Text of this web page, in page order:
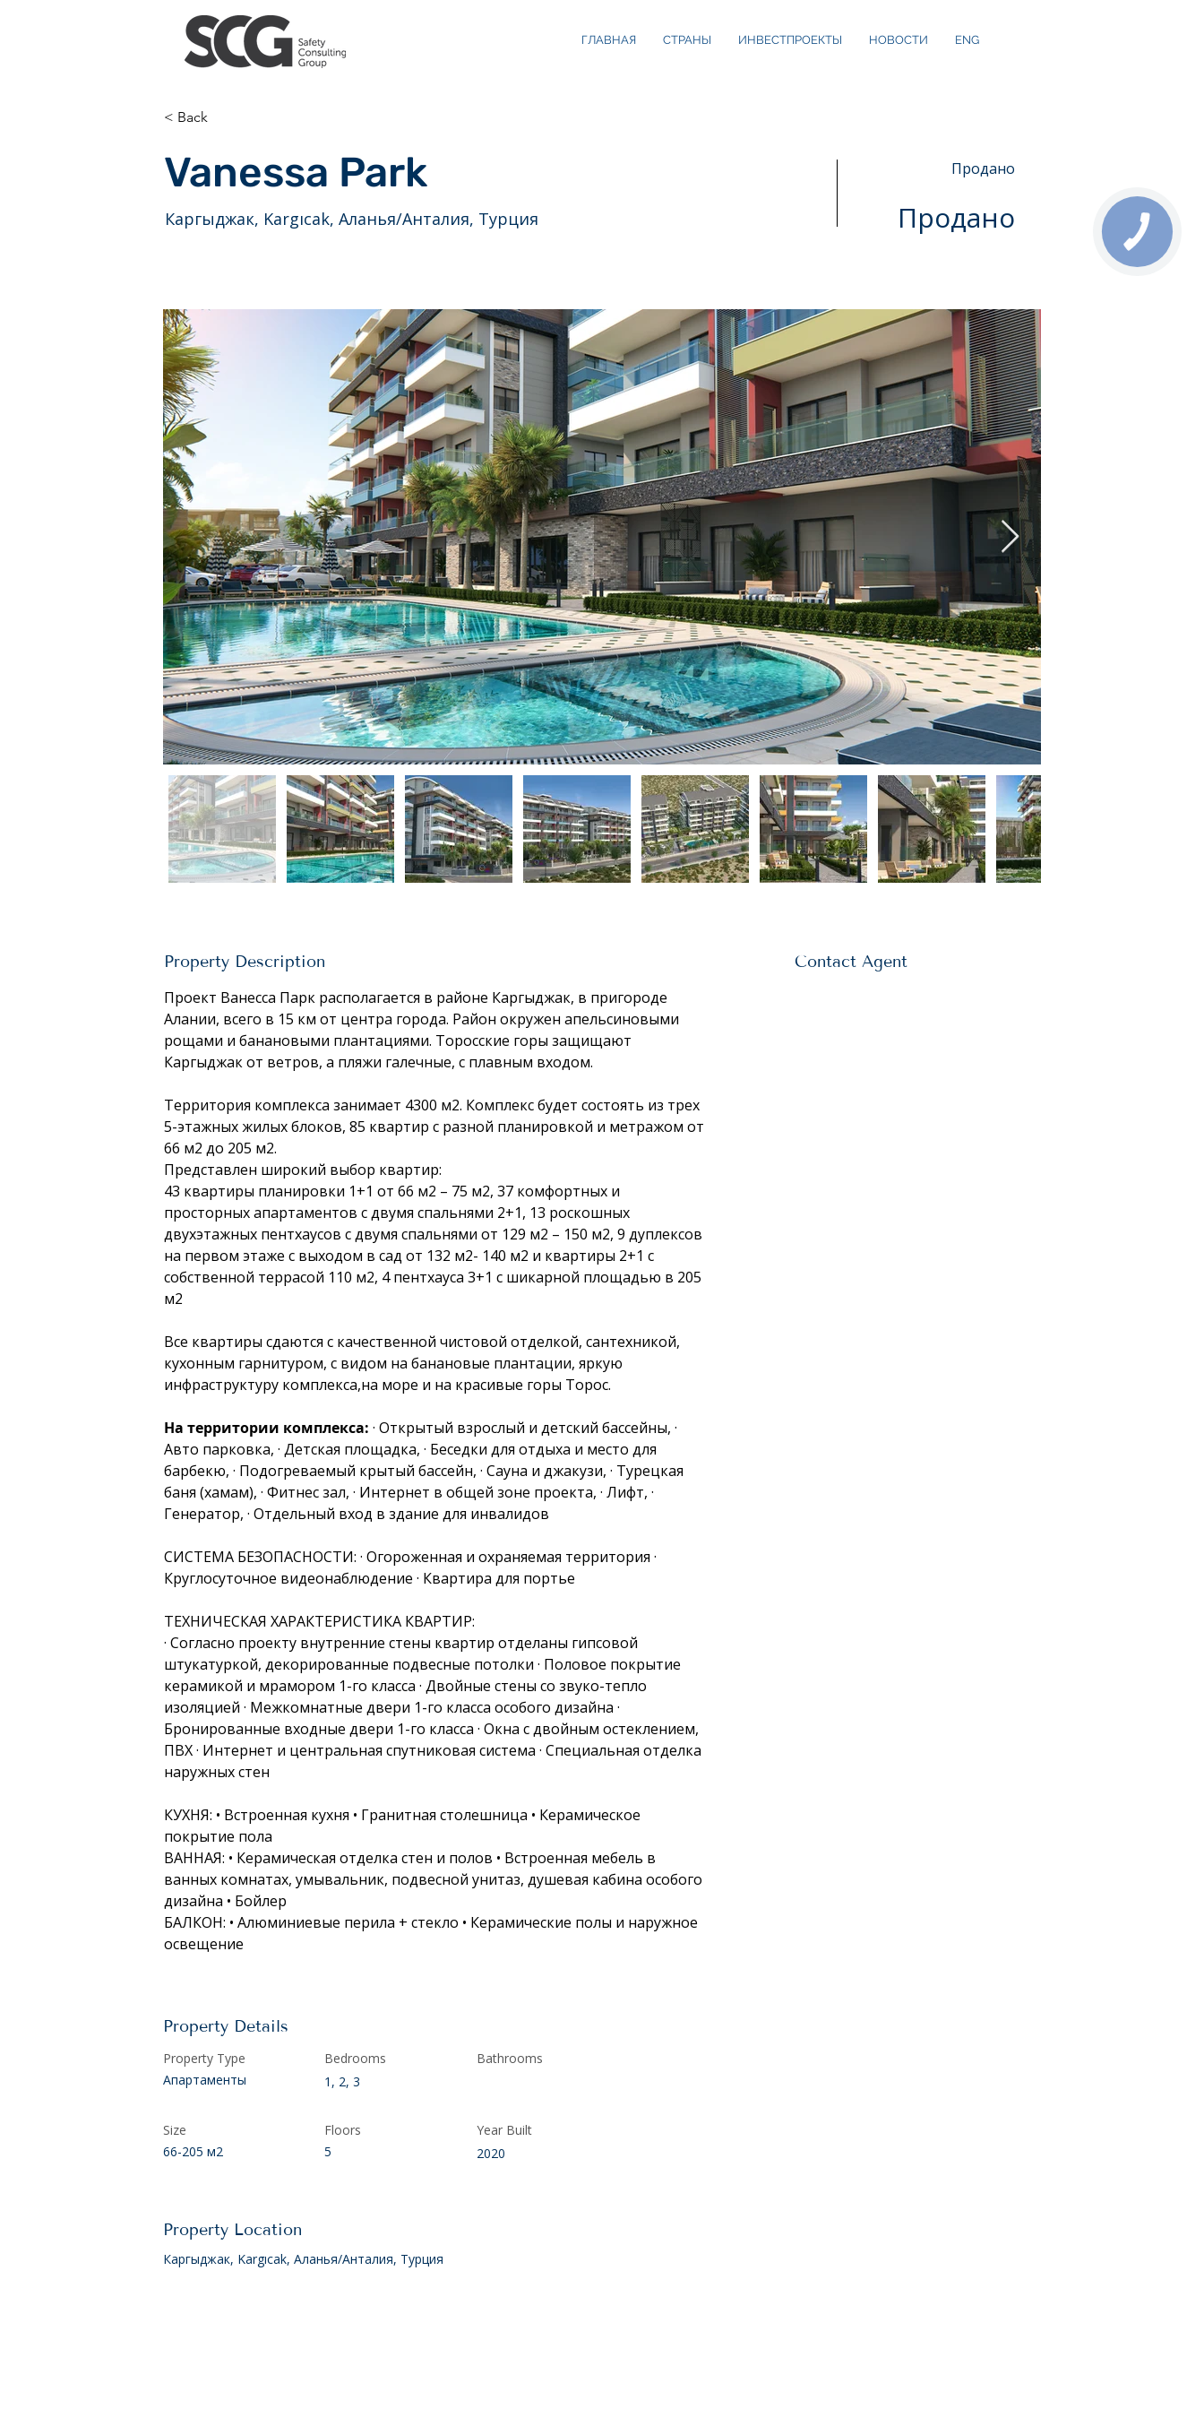
ГЛАВНАЯ СТРАНЫ ИНВЕСТПРОЕКТЫ НОВОСТИ ENG
< Back
Vanessa Park
Каргыджак, Kargıcak, Аланья/Анталия, Турция
Продано
Продано
Property Description
Проект Ванесса Парк располагается в районе Каргыджак, в пригороде
Алании, всего в 15 км от центра города. Район окружен апельсиновыми
рощами и банановыми плантациями. Торосские горы защищают
Каргыджак от ветров, а пляжи галечные, с плавным входом.
Территория комплекса занимает 4300 м2. Комплекс будет состоять из трех
5-этажных жилых блоков, 85 квартир с разной планировкой и метражом от
66 м2 до 205 м2.
Представлен широкий выбор квартир:
43 квартиры планировки 1+1 от 66 м2 – 75 м2, 37 комфортных и
просторных апартаментов с двумя спальнями 2+1, 13 роскошных
двухэтажных пентхаусов с двумя спальнями от 129 м2 – 150 м2, 9 дуплексов
на первом этаже с выходом в сад от 132 м2- 140 м2 и квартиры 2+1 с
собственной террасой 110 м2, 4 пентхауса 3+1 с шикарной площадью в 205
м2
Все квартиры сдаются с качественной чистовой отделкой, сантехникой,
кухонным гарнитуром, с видом на банановые плантации, яркую
инфраструктуру комплекса,на море и на красивые горы Торос.
На территории комплекса: · Открытый взрослый и детский бассейны, ·
Авто парковка, · Детская площадка, · Беседки для отдыха и место для
барбекю, · Подогреваемый крытый бассейн, · Сауна и джакузи, · Турецкая
баня (хамам), · Фитнес зал, · Интернет в общей зоне проекта, · Лифт, ·
Генератор, · Отдельный вход в здание для инвалидов
СИСТЕМА БЕЗОПАСНОСТИ: · Огороженная и охраняемая территория ·
Круглосуточное видеонаблюдение · Квартира для портье
ТЕХНИЧЕСКАЯ ХАРАКТЕРИСТИКА КВАРТИР:
· Согласно проекту внутренние стены квартир отделаны гипсовой
штукатуркой, декорированные подвесные потолки · Половое покрытие
керамикой и мрамором 1-го класса · Двойные стены со звуко-тепло
изоляцией · Межкомнатные двери 1-го класса особого дизайна ·
Бронированные входные двери 1-го класса · Окна с двойным остеклением,
ПВХ · Интернет и центральная спутниковая система · Специальная отделка
наружных стен
КУХНЯ: • Встроенная кухня • Гранитная столешница • Керамическое
покрытие пола
ВАННАЯ: • Керамическая отделка стен и полов • Встроенная мебель в
ванных комнатах, умывальник, подвесной унитаз, душевая кабина особого
дизайна • Бойлер
БАЛКОН: • Алюминиевые перила + стекло • Керамические полы и наружное
освещение
Contact Agent
Property Details
Property Type
Апартаменты
Bedrooms
1, 2, 3
Bathrooms
Size
66-205 м2
Floors
5
Year Built
2020
Property Location
Каргыджак, Kargıcak, Аланья/Анталия, Турция